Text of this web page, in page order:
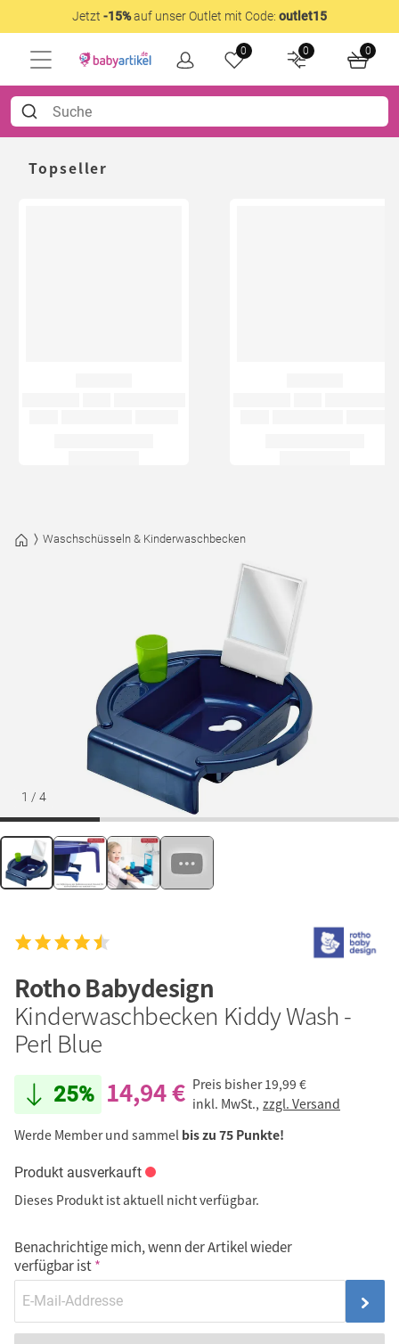
Jetzt -15%auf unser Outlet mit Code: outlet15
0 0 0
Topseller
Waschschüsseln & Kinderwaschbecken
1 / 4
Rotho Babydesign
Kinderwaschbecken Kiddy Wash -
Perl Blue
25% 14,94 € Preis bisher 19,99 €
inkl. MwSt., zzgl. Versand
Werde Member und sammel bis zu 75 Punkte!
Produkt ausverkauft
Dieses Produkt ist aktuell nicht verfügbar.
Benachrichtige mich, wenn der Artikel wieder
verfügbar ist